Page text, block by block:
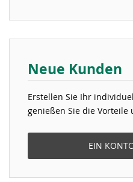
Neue Kunden
Erstellen Sie Ihr
genießen Sie die Vorteile
EIN